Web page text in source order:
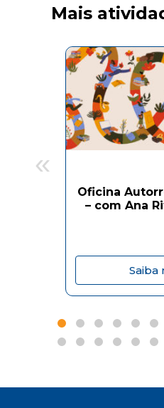
Mais
Oficina
– com Ana
Saiba
«